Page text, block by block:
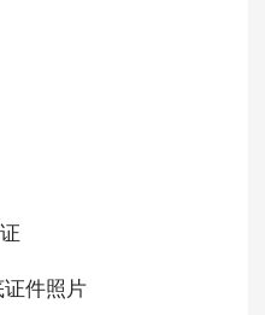
件照片